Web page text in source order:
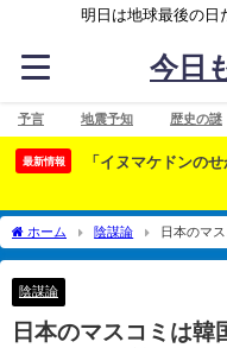
明日は地球最後の日
今日
予言 地震予知 歴史の謎
最新情報
「イヌマケドンの
ホーム 陰謀論
日本のマ
所？
陰謀論
日本のマスコミは韓